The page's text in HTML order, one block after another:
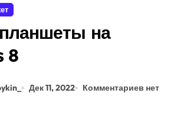
на
8
Дек 11, 2022 Комментариев нет